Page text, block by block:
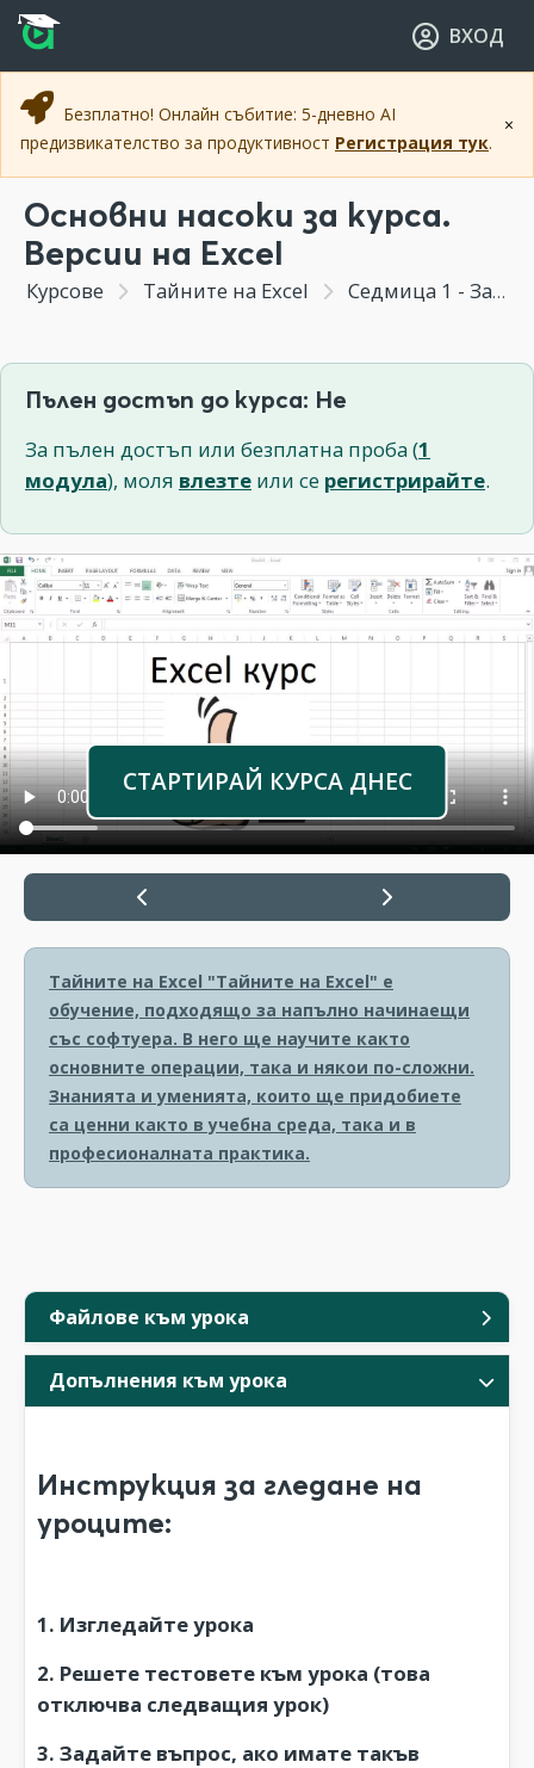
Прескочи към основното съдържание
Прескочи към навигацията
ВХОД
×
Безплатно! Онлайн събитие: 5-дневно AI
предизвикателство за продуктивност Регистрация тук.
Файлове към урока
Допълнения към урока
Инструкция за гледане на
уроците:
1. Изгледайте урока
2. Решете тестовете към урока (това
отключва следващия урок)
3. Задайте въпрос, ако имате такъв
Основни насоки за курса.
Версии на Excel
Курсове Тайните на Excel Седмица 1 - Запознаване с интерфейса и базови функции на Excel
Пълен достъп до курса: Не
За пълен достъп или безплатна проба (1
модула), моля влезте или се регистрирайте.
СТАРТИРАЙ КУРСА ДНЕС
Тайните на Excel "Тайните на Excel" е
обучение, подходящо за напълно начинаещи
със софтуера. В него ще научите както
основните операции, така и някои по-сложни.
Знанията и уменията, които ще придобиете
са ценни както в учебна среда, така и в
професионалната практика.